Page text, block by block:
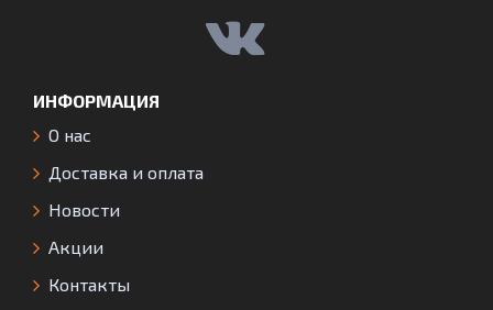
ИНФОРМАЦИЯ
О нас
Доставка и оплата
Новости
Акции
Контакты